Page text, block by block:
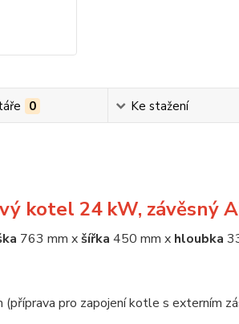
0 Ke stažení
kotel 24 kW, závěsný
763 mm xšířka 450 mm x hloubka
pro zapojení kotle s externím